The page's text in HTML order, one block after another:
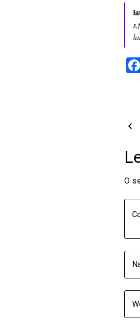
chevron_left
O